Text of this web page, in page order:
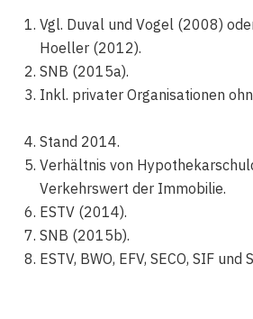
Vgl. Duval und Vogel (2008)
Hoeller (2012).
SNB (2015a).
Inkl. privater Organisationen
Stand 2014.
Verhältnis von
Verkehrswert der Immobilie.
ESTV (2014).
SNB (2015b).
ESTV, BWO, EFV, SECO, SIF